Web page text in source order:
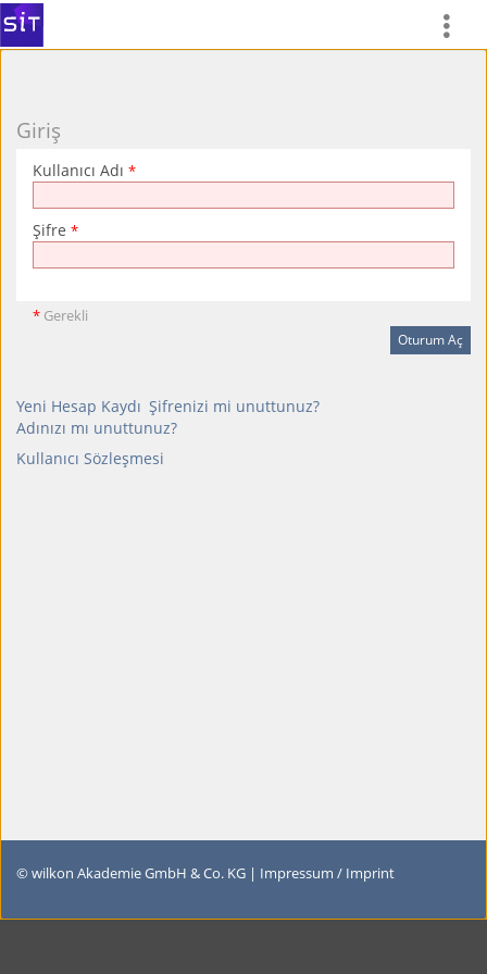
Giriş
Kullanıcı Adı *
Şifre *
* Gerekli
Yeni Hesap Kaydı Şifrenizi mi unuttunuz?
Adınızı mı unuttunuz?
Kullanıcı Sözleşmesi
© wilkon Akademie GmbH & Co. KG | Impressum / Imprint